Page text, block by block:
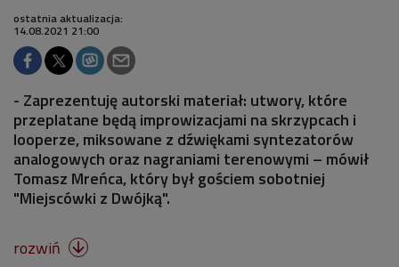
ostatnia aktualizacja:
14.08.2021 21:00
- Zaprezentuję autorski materiał: utwory, które
przeplatane będą improwizacjami na skrzypcach i
looperze, miksowane z dźwiękami syntezatorów
analogowych oraz nagraniami terenowymi – mówił
Tomasz Mreńca, który był gościem sobotniej
"Miejscówki z Dwójką".
rozwiń 